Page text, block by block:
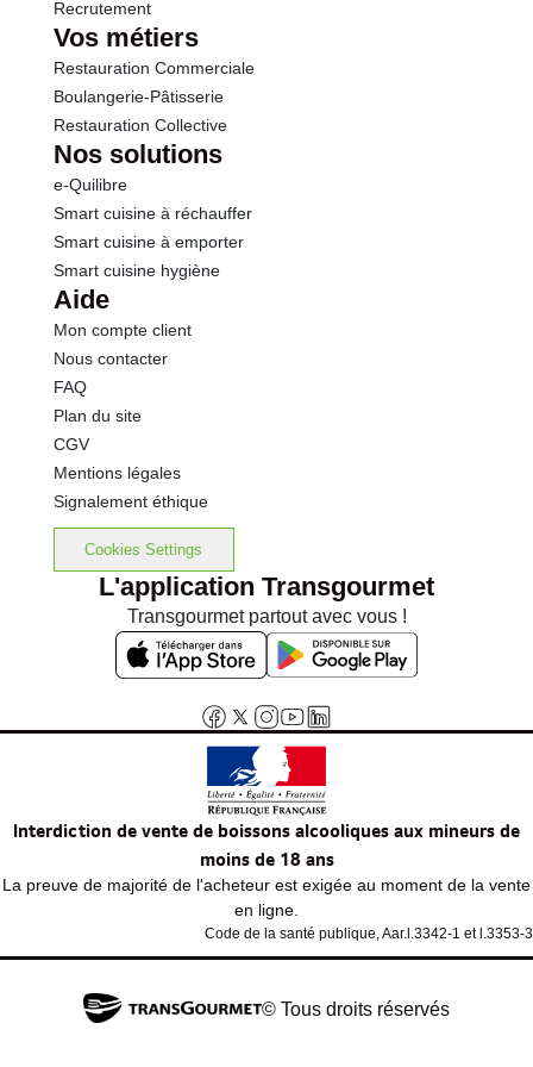
Recrutement
Vos métiers
Restauration Commerciale
Boulangerie-Pâtisserie
Restauration Collective
Nos solutions
e-Quilibre
Smart cuisine à réchauffer
Smart cuisine à emporter
Smart cuisine hygiène
Aide
Mon compte client
Nous contacter
FAQ
Plan du site
CGV
Mentions légales
Signalement éthique
Cookies Settings
L'application Transgourmet
Transgourmet partout avec vous !
Interdiction de vente de boissons alcooliques aux mineurs de
moins de 18 ans
La preuve de majorité de l'acheteur est exigée au moment de la vente
en ligne.
Code de la santé publique, Aar.l.3342-1 et l.3353-3
© Tous droits réservés